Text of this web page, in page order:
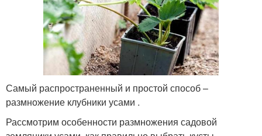
Самый распространенный и простой способ –
размножение клубники усами .
Рассмотрим особенности размножения садовой